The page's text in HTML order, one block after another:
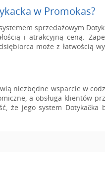
w Promokas?
sprzedażowym
i atrakcyjną ceną.
może z łatwością
niezbędne wsparcie w
a obsługa klientów
że jego system Dotykačka